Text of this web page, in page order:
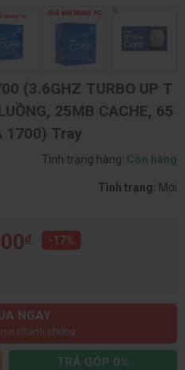
(3.6GHZ TURBO UP T
25MB CACHE, 65
1700) Tray
Tình trạng hàng: Còn hàng
Tình trạng: Mới
đ -17%
NGAY
nhanh chóng
TRẢ GÓP 0%